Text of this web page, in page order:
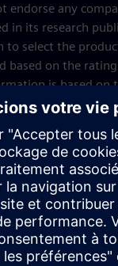
endorse any
in its research
to select the
based on the
is based on
reflect judgment
here.
any
its publications,
select only those